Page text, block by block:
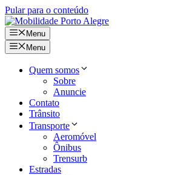
Pular para o conteúdo
Menu
Menu
Quem somos
Sobre
Anuncie
Contato
Trânsito
Transporte
Aeromóvel
Ônibus
Trensurb
Estradas